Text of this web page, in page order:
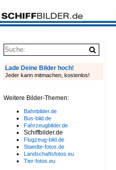
Lade Deine Bilder hoch!
Jeder kann mitmachen, kostenlos!
Weitere Bilder-Themen:
Bahnbilder.de
Bus-bild.de
Fahrzeugbilder.de
Schiffbilder.de
Flugzeug-bild.de
Staedte-fotos.de
Landschaftsfotos.eu
Tier-fotos.eu